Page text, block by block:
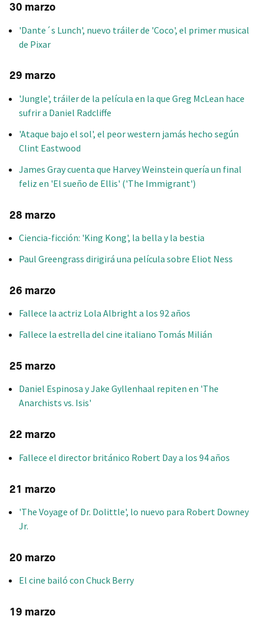
30 marzo
'Dante´s Lunch', nuevo tráiler de 'Coco', el primer musical
de Pixar
29 marzo
'Jungle', tráiler de la película en la que Greg McLean hace
sufrir a Daniel Radcliffe
'Ataque bajo el sol', el peor western jamás hecho según
Clint Eastwood
James Gray cuenta que Harvey Weinstein quería un final
feliz en 'El sueño de Ellis' ('The Immigrant')
28 marzo
Ciencia-ficción: 'King Kong', la bella y la bestia
Paul Greengrass dirigirá una película sobre Eliot Ness
26 marzo
Fallece la actriz Lola Albright a los 92 años
Fallece la estrella del cine italiano Tomás Milián
25 marzo
Daniel Espinosa y Jake Gyllenhaal repiten en 'The
Anarchists vs. Isis'
22 marzo
Fallece el director británico Robert Day a los 94 años
21 marzo
'The Voyage of Dr. Dolittle', lo nuevo para Robert Downey
Jr.
20 marzo
El cine bailó con Chuck Berry
19 marzo